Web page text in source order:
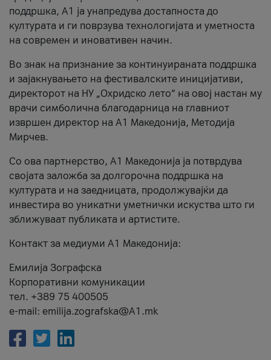
поддршка, A1 ја унапредува достапноста до
културата и ги поврзува технологијата и уметноста
на современ и иновативен начин.
Во знак на признание за континуираната поддршка
и зајакнувањето на фестивалските иницијативи,
директорот на НУ „Охридско лето“ на овој настан му
врачи симболична благодарница на главниот
извршен директор на A1 Македонија, Методија
Мирчев.
Со ова партнерство, A1 Македонија ја потврдува
својата заложба за долгорочна поддршка на
културата и на заедницата, продолжувајќи да
инвестира во уникатни уметнички искуства што ги
зближуваат публиката и артистите.
Контакт за медиуми А1 Македонија:
Емилија Зографска
Корпоративни комуникации
тел. +389 75 400505
e-mail: emilija.zografska@A1.mk